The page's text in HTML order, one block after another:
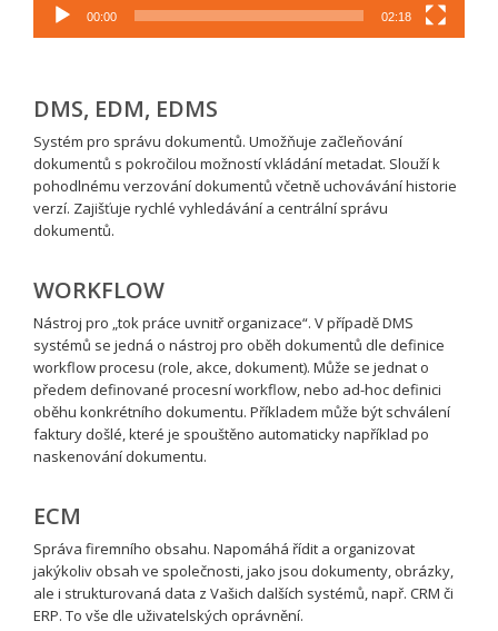
00:00 02:18
DMS, EDM, EDMS
Systém pro správu dokumentů. Umožňuje začleňování
dokumentů s pokročilou možností vkládání metadat. Slouží k
pohodlnému verzování dokumentů včetně uchovávání historie
verzí. Zajišťuje rychlé vyhledávání a centrální správu
dokumentů.
WORKFLOW
Nástroj pro „tok práce uvnitř organizace“. V případě DMS
systémů se jedná o nástroj pro oběh dokumentů dle definice
workflow procesu (role, akce, dokument). Může se jednat o
předem definované procesní workflow, nebo ad-hoc definici
oběhu konkrétního dokumentu. Příkladem může být schválení
faktury došlé, které je spouštěno automaticky například po
naskenování dokumentu.
ECM
Správa firemního obsahu. Napomáhá řídit a organizovat
jakýkoliv obsah ve společnosti, jako jsou dokumenty, obrázky,
ale i strukturovaná data z Vašich dalších systémů, např. CRM či
ERP. To vše dle uživatelských oprávnění.